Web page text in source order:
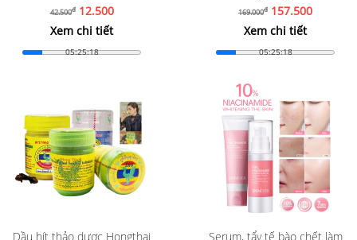
42.500đ12.500
Xem chi tiết
05:25:16
169.000đ 157.500
Xem chi tiết
05:25:16
Dầu hít thảo dược Hongthai
Serum, tẩy tế bào chết làm